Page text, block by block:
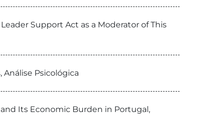
Support Act as a Moderator of This
Psicológica
Its Economic Burden in Portugal,